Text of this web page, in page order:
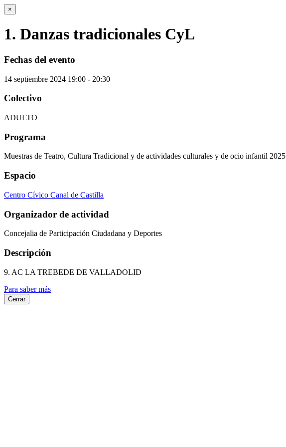
×
1. Danzas tradicionales CyL
Fechas del evento
14 septiembre 2024 19:00 - 20:30
Colectivo
ADULTO
Programa
Muestras de Teatro, Cultura Tradicional y de actividades culturales y de ocio infantil 2025
Espacio
Centro Cívico Canal de Castilla
Organizador de actividad
Concejalia de Participación Ciudadana y Deportes
Descripción
9. AC LA TREBEDE DE VALLADOLID
Para saber más
Cerrar